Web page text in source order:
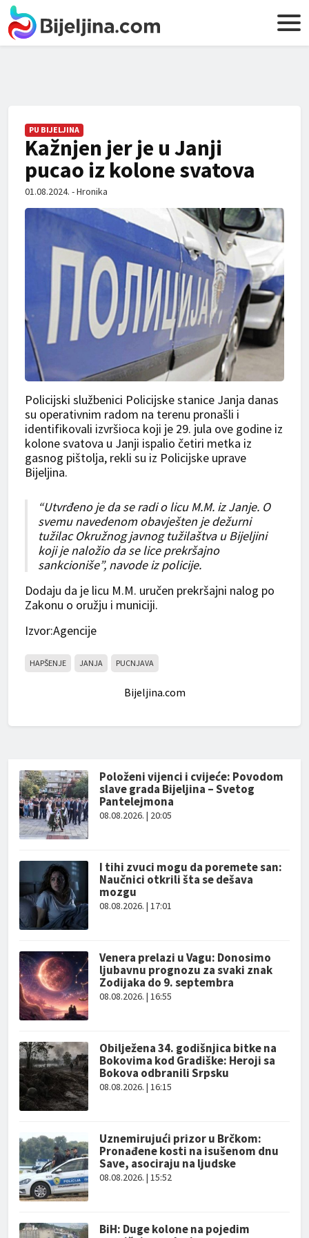
PU BIJELJINA
Kažnjen jer je u Janji
pucao iz kolone svatova
01.08.2024. - Hronika
Policijski službenici Policijske stanice Janja danas
su operativnim radom na terenu pronašli i
identifikovali izvršioca koji je 29. jula ove godine iz
kolone svatova u Janji ispalio četiri metka iz
gasnog pištolja, rekli su iz Policijske uprave
Bijeljina.
“Utvrđeno je da se radi o licu M.M. iz Janje. O
svemu navedenom obavješten je dežurni
tužilac Okružnog javnog tužilaštva u Bijeljini
koji je naložio da se lice prekršajno
sankcioniše”, navode iz policije.
Dodaju da je licu M.M. uručen prekršajni nalog po
Zakonu o oružju i municiji.
Izvor:Agencije
HAPŠENJE JANJA PUCNJAVA
Bijeljina.com
Položeni vijenci i cvijeće: Povodom
slave grada Bijeljina – Svetog
Pantelejmona
08.08.2026. | 20:05
I tihi zvuci mogu da poremete san:
Naučnici otkrili šta se dešava
mozgu
08.08.2026. | 17:01
Venera prelazi u Vagu: Donosimo
ljubavnu prognozu za svaki znak
Zodijaka do 9. septembra
08.08.2026. | 16:55
Obilježena 34. godišnjica bitke na
Bokovima kod Gradiške: Heroji sa
Bokova odbranili Srpsku
08.08.2026. | 16:15
Uznemirujući prizor u Brčkom:
Pronađene kosti na isušenom dnu
Save, asociraju na ljudske
08.08.2026. | 15:52
BiH: Duge kolone na pojedim